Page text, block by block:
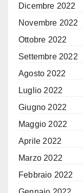
Dicembre 2022
Novembre 2022
Ottobre 2022
Settembre 2022
Agosto 2022
Luglio 2022
Giugno 2022
Maggio 2022
Aprile 2022
Marzo 2022
Febbraio 2022